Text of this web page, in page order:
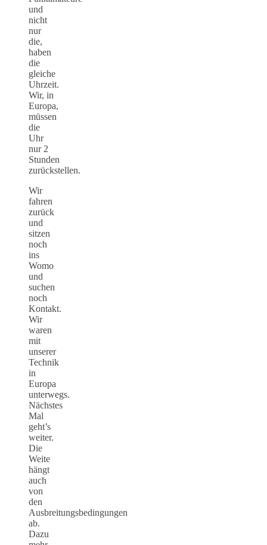
und
nicht
nur
die,
haben
die
gleiche
Uhrzeit.
Wir, in
Europa,
müssen
die
Uhr
nur 2
Stunden
zurückstellen.
Wir
fahren
zurück
und
sitzen
noch
ins
Womo
und
suchen
noch
Kontakt.
Wir
waren
mit
unserer
Technik
in
Europa
unterwegs.
Nächstes
Mal
geht’s
weiter.
Die
Weite
hängt
auch
von
den
Ausbreitungsbedingungen
ab.
Dazu